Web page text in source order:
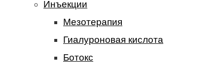
Инъекции
Мезотерапия
Гиалуроновая кислота
Ботокс